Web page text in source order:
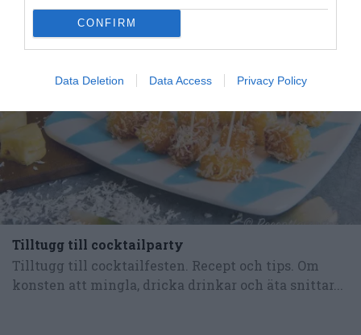
CONFIRM
Data Deletion Data Access Privacy Policy
Tilltugg till cocktailparty
Tilltugg till cocktailfesten. Recept och tips. Om
konsten att mingla, dricka drinkar och äta snittar...